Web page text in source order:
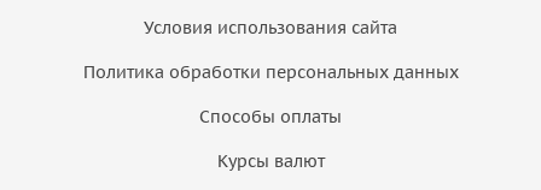
Условия использования сайта
Политика обработки персональных данных
Способы оплаты
Курсы валют